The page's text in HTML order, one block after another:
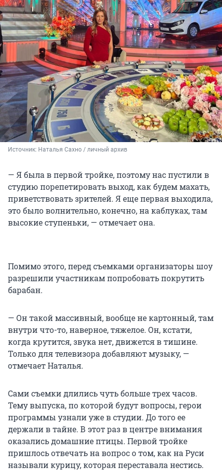
Источник: Наталья Сахно / личный архив
— Я была в первой тройке, поэтому нас пустили в
студию порепетировать выход, как будем махать,
приветствовать зрителей. Я еще первая выходила,
это было волнительно, конечно, на каблуках, там
высокие ступеньки, — отмечает она.
Помимо этого, перед съемками организаторы шоу
разрешили участникам попробовать покрутить
барабан.
— Он такой массивный, вообще не картонный, там
внутри что-то, наверное, тяжелое. Он, кстати,
когда крутится, звука нет, движется в тишине.
Только для телевизора добавляют музыку, —
отмечает Наталья.
Сами съемки длились чуть больше трех часов.
Тему выпуска, по которой будут вопросы, герои
программы узнали уже в студии. До того ее
держали в тайне. В этот раз в центре внимания
оказались домашние птицы. Первой тройке
пришлось отвечать на вопрос о том, как на Руси
называли курицу, которая переставала нестись.